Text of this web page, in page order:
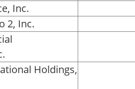
Inc.
2, Inc.
Holdings,